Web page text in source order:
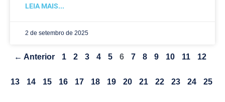
LEIA MAIS...
2 de setembro de 2025
← Anterior 1 2 3 4 5 6 7 8 9 10 11 12
13 14 15 16 17 18 19 20 21 22 23 24 25